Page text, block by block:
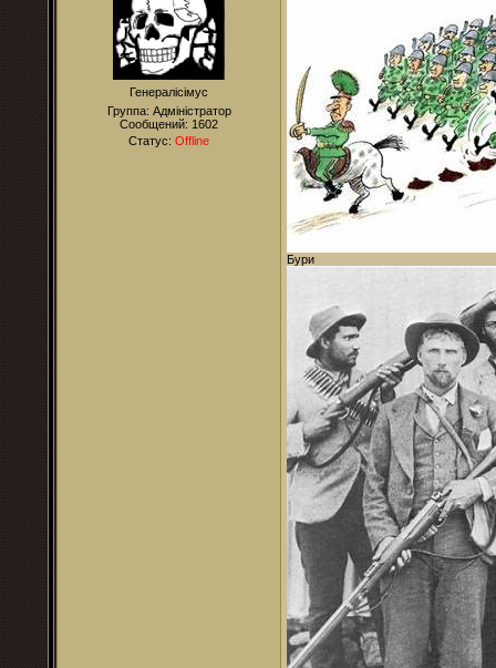
Генералісімус
Группа: Адміністратор
Сообщений: 1602
Статус: Offline
Бури